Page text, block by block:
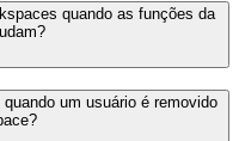
quando as funções da
um usuário é removido